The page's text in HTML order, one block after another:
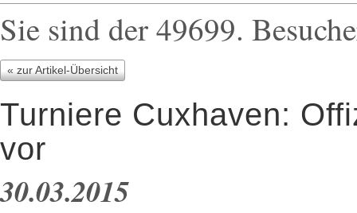
Sie sind der 49699.
« zur Artikel-Übersicht
Turniere Cuxhaven:
vor
30.03.2015